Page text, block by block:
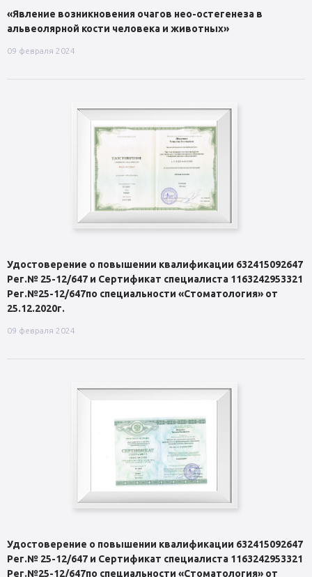
«Явление возникновения очагов нео-остегенеза в
альвеолярной кости человека и животных»
09 февраля 2024
Удостоверение о повышении квалификации 632415092647
Рег.№ 25-12/647 и Сертификат специалиста 1163242953321
Рег.№25-12/647по специальности «Стоматология» от
25.12.2020г.
09 февраля 2024
Удостоверение о повышении квалификации 632415092647
Рег.№ 25-12/647 и Сертификат специалиста 1163242953321
Рег.№25-12/647по специальности «Стоматология» от